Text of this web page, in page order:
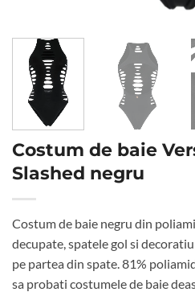
Costum de baie
Slashed negru
Costum de baie negru din
decupate, spatele gol si
pe partea din spate. 81%
sa probati costumele de baie